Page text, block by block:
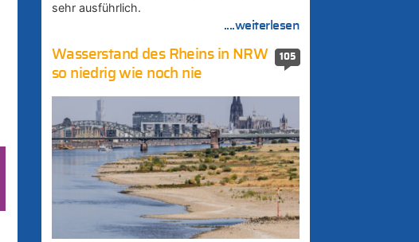
sehr ausführlich.
....weiterlesen
105
Wasserstand des Rheins in NRW
so niedrig wie noch nie